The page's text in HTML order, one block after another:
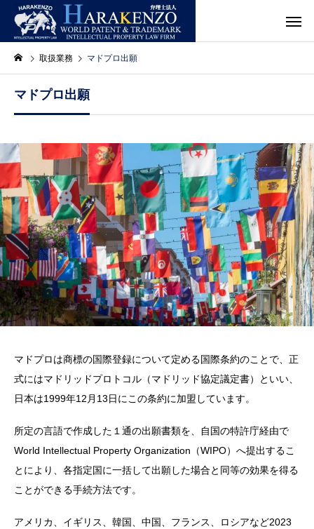
取扱業務 マドプロ出願
マドプロ出願
マドプロは商標の国際登録について定める国際条約のことで、正
式にはマドリッドプロトコル（マドリッド協定議定書）といい、
日本は1999年12月13日にこの条約に加盟しています。
所定の言語で作成した１通の出願書類を、自国の特許庁経由で
World Intellectual Property Organization（WIPO）へ提出するこ
とにより、各指定国に一括して出願した場合と同等の効果を得る
ことができる手続方法です。
アメリカ、イギリス、韓国、中国、フランス、ロシアなど2023